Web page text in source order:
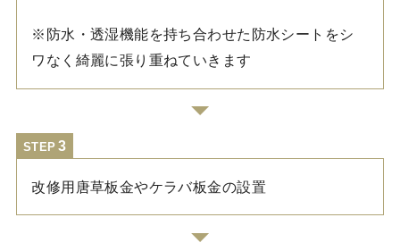
※防水・透湿機能を持ち合わせた防水シートをシ
ワなく綺麗に張り重ねていきます
STEP
改修用唐草板金やケラバ板金の設置